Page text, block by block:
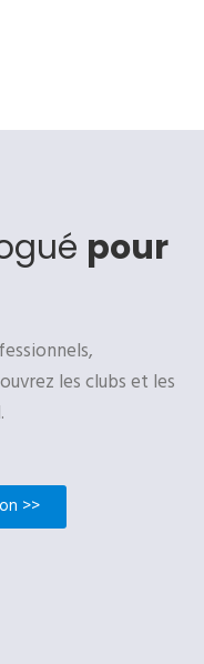
pour
les clubs et les
>>